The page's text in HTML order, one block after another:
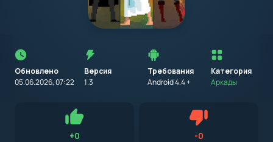
Обновлено
05.06.2026, 07:22
Версия
1.3
Требования
Android 4.4 +
установкой
приложения
на
устройство
с
Категория
Аркады
обращать внимание на установленную версию Android
OS. Мы указываем минимально необходимую версию для
+0Нравится -0Не нравится